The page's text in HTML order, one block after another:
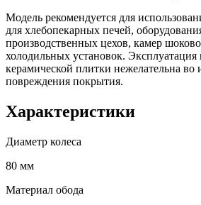
Модель рекомендуется для
для хлебопекарных печей,
производственных цехов, камер
холодильных установок. Эксплуатация
керамической плитки нежелательна во
повреждения покрытия.
Характеристики
Диаметр колеса
80 мм
Материал обода